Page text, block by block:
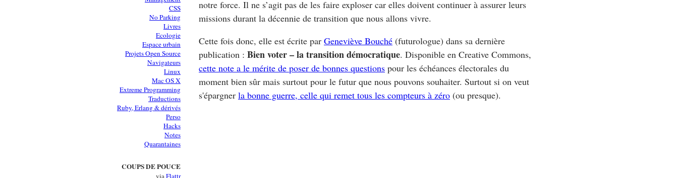
CSS
No Parking
Livres
Ecologie
Espace urbain
Projets Open Source
Navigateurs
Linux
Mac OS X
Extreme Programming
Traductions
Ruby, Erlang & dérivés
Perso
Hacks
Notes
Quarantaines
COUPS DE POUCE
viaFlattr
notre force. Il ne s’agit pas de les faire exploser car elles doivent continuer à assurer leurs
missions durant la décennie de transition que nous allons vivre.
Cette fois donc, elle est écrite par Geneviève Bouché (futurologue) dans sa dernière
publication : Bien voter – la transition démocratique. Disponible en Creative Commons,
cette note a le mérite de poser de bonnes questions pour les échéances électorales du
moment bien sûr mais surtout pour le futur que nous pouvons souhaiter. Surtout si on veut
s'épargner la bonne guerre, celle qui remet tous les compteurs à zéro (ou presque).